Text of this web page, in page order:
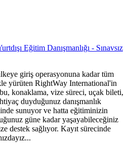
Eğitim Danışmanlığı - Sınavsız
giriş operasyonuna kadar tüm
yürüten RightWay International'in
konaklama, vize süreci, uçak bileti,
duyduğunuz danışmanlık
sunuyor ve hatta eğitiminizin
güne kadar yaşayabileceğiniz
destek sağlıyor. Kayıt sürecinde